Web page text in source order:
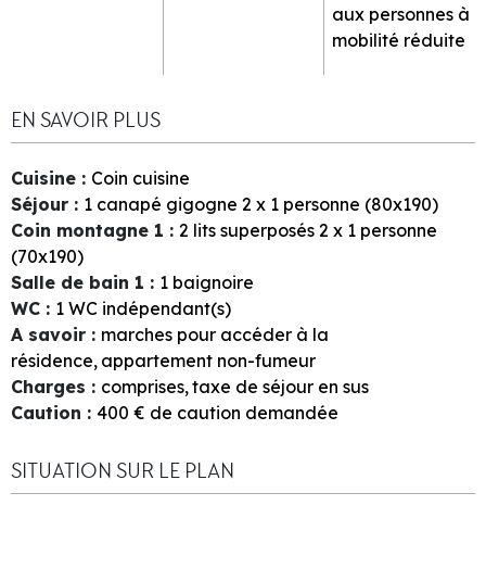
aux personnes à
mobilité réduite
EN SAVOIR PLUS
Cuisine : Coin cuisine
Séjour : 1 canapé gigogne 2 x 1 personne (80x190)
Coin montagne 1 : 2 lits superposés 2 x 1 personne
(70x190)
Salle de bain 1 : 1 baignoire
WC : 1 WC indépendant(s)
A savoir : marches pour accéder à la
résidence appartement non-fumeur
Charges : comprises taxe de séjour en sus
Caution : 400 € de caution demandée
SITUATION SUR LE PLAN